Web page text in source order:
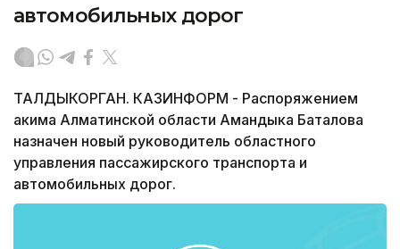
автомобильных дорог
ТАЛДЫКОРГАН. КАЗИНФОРМ - Распоряжением
акима Алматинской области Амандыка Баталова
назначен новый руководитель областного
управления пассажирского транспорта и
автомобильных дорог.